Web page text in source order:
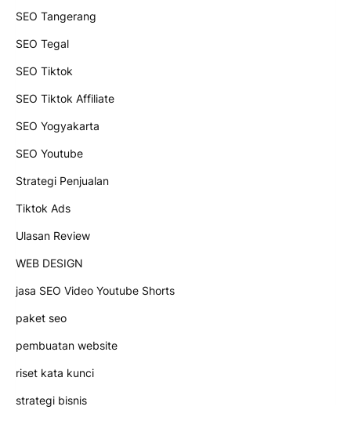
SEO Tangerang
SEO Tegal
SEO Tiktok
SEO Tiktok Affiliate
SEO Yogyakarta
SEO Youtube
Strategi Penjualan
Tiktok Ads
Ulasan Review
WEB DESIGN
jasa SEO Video Youtube Shorts
paket seo
pembuatan website
riset kata kunci
strategi bisnis